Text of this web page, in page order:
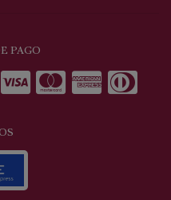
PAGO